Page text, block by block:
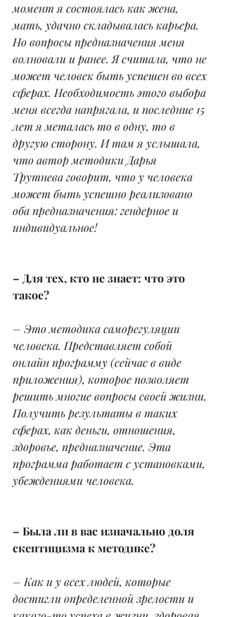
момент я состоялась как жена,
мать, удачно складывалась карьера.
Но вопросы предназначения меня
волновали и ранее. Я считала, что не
может человек быть успешен во всех
сферах. Необходимость этого выбора
меня всегда напрягала, и последние 15
лет я металась то в одну, то в
другую сторону. И там я услышала,
что автор методики Дарья
Трутнева говорит, что у человека
может быть успешно реализовано
оба предназначения: гендерное и
индивидуальное!
– Для тех, кто не знает: что это
такое?
– Это методика саморегуляции
человека. Представляет собой
онлайн программу (сейчас в виде
приложения), которое позволяет
решить многие вопросы своей жизни.
Получить результаты в таких
сферах, как деньги, отношения,
здоровье, предназначение. Эта
программа работает с установками,
убеждениями человека.
– Была ли в вас изначально доля
скептицизма к методике?
– Как и у всех людей, которые
достигли определенной зрелости и